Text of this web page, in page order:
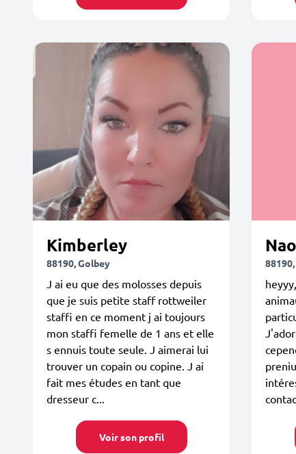
Kimberley
88190, Golbey
J ai eu que des molosses depuis
que je suis petite staff rottweiler
staffi en ce moment j ai toujours
mon staffi femelle de 1 ans et elle
s ennuis toute seule. J aimerai lui
trouver un copain ou copine. J ai
fait mes études en tant que
dresseur c...
Voir son profil